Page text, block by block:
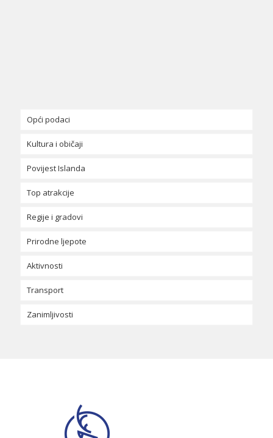
Opći podaci
Geografija
Islandski jezik
Kultura i običaji
Hrana i piće na Islandu
Tradicije i svečanosti
Povijest Islanda
Top atrakcije
Regije i gradovi
Prirodne ljepote
Aktivnosti
Transport
Zanimljivosti